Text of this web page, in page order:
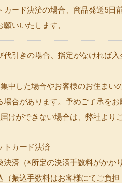
カード決済の場合、商品発送5日
いいたします。
代引きの場合、指定がなければ
中した場合やお客様のお住まい
場合があります。予めご了承をお
けができない場合は、弊社より
トカード決済
決済（※所定の決済手数料がかか
（振込手数料はお客様にてご負担